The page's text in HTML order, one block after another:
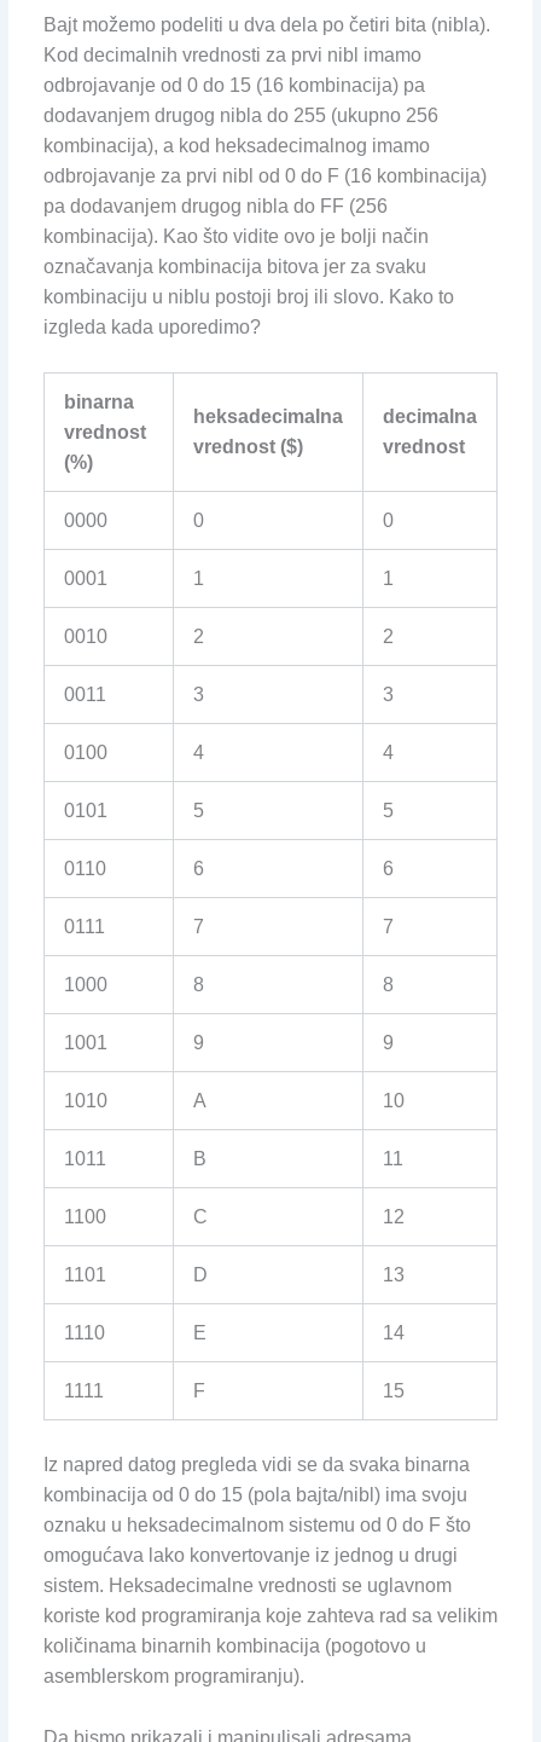
Bajt možemo podeliti u dva dela po četiri bita (nibla).
Kod decimalnih vrednosti za prvi nibl imamo
odbrojavanje od 0 do 15 (16 kombinacija) pa
dodavanjem drugog nibla do 255 (ukupno 256
kombinacija), a kod heksadecimalnog imamo
odbrojavanje za prvi nibl od 0 do F (16 kombinacija)
pa dodavanjem drugog nibla do FF (256
kombinacija). Kao što vidite ovo je bolji način
označavanja kombinacija bitova jer za svaku
kombinaciju u niblu postoji broj ili slovo. Kako to
izgleda kada uporedimo?
binarna
vrednost
(%)
heksadecimalna
vrednost ($)
decimalna
vrednost
0000 0 0
0001 1 1
0010 2 2
0011 3 3
0100 4 4
0101 5 5
0110 6 6
0111 7 7
1000 8 8
1001 9 9
1010 A 10
1011 B 11
1100 C 12
1101 D 13
1110 E 14
1111 F 15
Iz napred datog pregleda vidi se da svaka binarna
kombinacija od 0 do 15 (pola bajta/nibl) ima svoju
oznaku u heksadecimalnom sistemu od 0 do F što
omogućava lako konvertovanje iz jednog u drugi
sistem. Heksadecimalne vrednosti se uglavnom
koriste kod programiranja koje zahteva rad sa velikim
količinama binarnih kombinacija (pogotovo u
asemblerskom programiranju).
Da bismo prikazali i manipulisali adresama